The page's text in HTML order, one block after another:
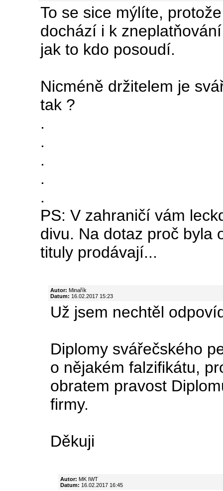
To se sice mýlíte,
dochází i k
jak to kdo posoudí.
Nicméně držitelem je
tak ?
.
.
.
.
.
PS: V zahraničí vám
divu. Na dotaz proč byla
tituly prodávají...
Autor: Minařík
Datum: 16.02.2017 15:23
Už jsem nechtěl
Diplomy svářečského
o nějakém falzifikátu,
obratem pravost
firmy.
Děkuji
Autor: MK IWT
Datum: 16.02.2017 16:45